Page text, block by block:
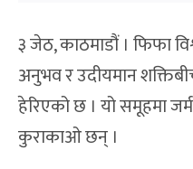
३ जेठ, काठमाडौं । फिफा
अनुभव र उदीयमान
हेरिएको छ । यो समूहमा
कुराकाओ छन् ।